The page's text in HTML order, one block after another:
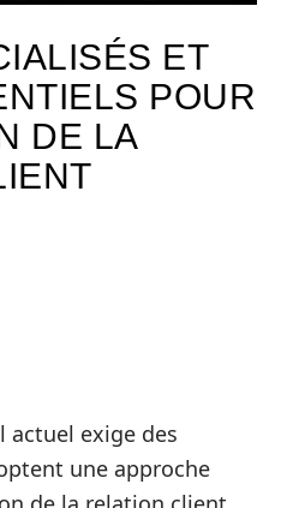
ET
POUR
DE LA
actuel exige des
une approche